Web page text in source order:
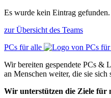
Es wurde kein Eintrag gefunden.
zur Übersicht des Teams
PCs für alle
Wir bereiten gespendete PCs &
an Menschen weiter, die sie sich
Wir unterstützen die Ziele für